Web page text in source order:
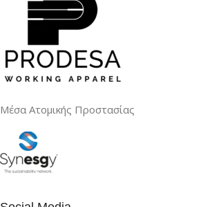
Μέσα Ατομικής Προστασίας